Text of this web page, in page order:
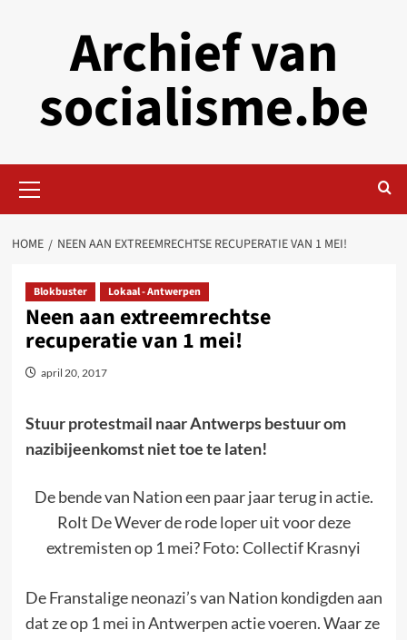
Archief van
socialisme.be
Menu
HOME NEEN AAN EXTREEMRECHTSE RECUPERATIE VAN 1 MEI!
Blokbuster Lokaal - Antwerpen
Neen aan extreemrechtse
recuperatie van 1 mei!
april 20, 2017
Stuur protestmail naar Antwerps bestuur om
nazibijeenkomst niet toe te laten!
De bende van Nation een paar jaar terug in actie.
Rolt De Wever de rode loper uit voor deze
extremisten op 1 mei? Foto: Collectif Krasnyi
De Franstalige neonazi’s van Nation kondigden aan
dat ze op 1 mei in Antwerpen actie voeren. Waar ze